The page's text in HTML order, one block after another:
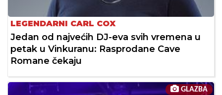
LEGENDARNI CARL COX
Jedan od najvećih DJ-eva svih vremena u
petak u Vinkuranu: Rasprodane Cave
Romane čekaju
GLAZBA